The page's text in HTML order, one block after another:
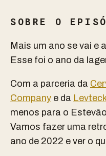
SOBRE O
Mais um ano se vai e
Esse foi o ano da
Com a parceria da
Company e da Levteck
menos para o
Vamos fazer uma
ano de 2022 e ver o